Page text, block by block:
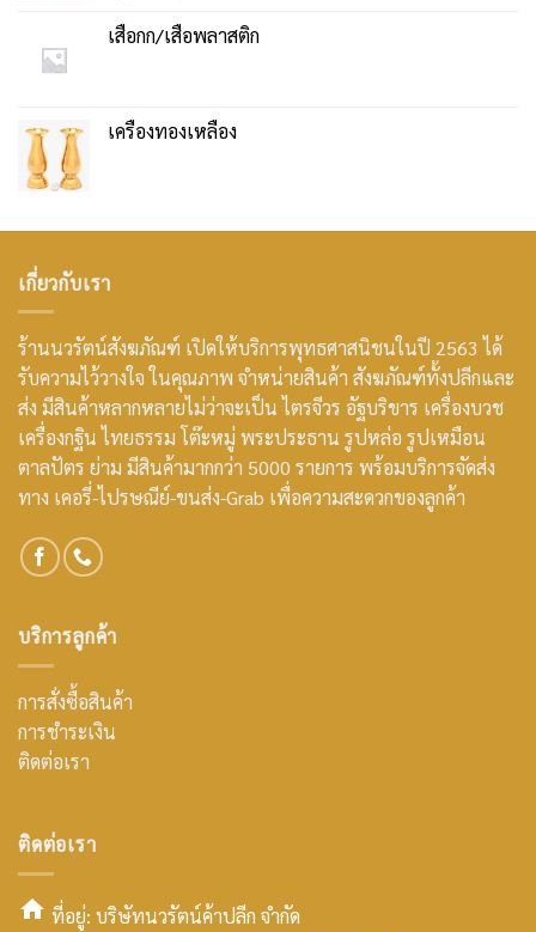
เสื่อกก/เสื่อพลาสติก
เครื่องทองเหลือง
เกี่ยวกับเรา
ร้านนวรัตน์สังฆภัณฑ์ เปิดให้บริการพุทธศาสนิชนในปี 2563 ได้
รับความไว้วางใจ ในคุณภาพ จำหน่ายสินค้า สังฆภัณฑ์ทั้งปลีกและ
ส่ง มีสินค้าหลากหลายไม่ว่าจะเป็น ไตรจีวร อัฐบริขาร เครื่องบวช
เครื่องกฐิน ไทยธรรม โต๊ะหมู่ พระประธาน รูปหล่อ รูปเหมือน
ตาลปัตร ย่าม มีสินค้ามากกว่า 5000 รายการ พร้อมบริการจัดส่ง
ทาง เคอรี่-ไปรษณีย์-ขนส่ง-Grab เพื่อความสะดวกของลูกค้า
บริการลูกค้า
การสั่งซื้อสินค้า
การชำระเงิน
ติดต่อเรา
ติดต่อเรา
ที่อยู่: บริษัทนวรัตน์ค้าปลีก จำกัด